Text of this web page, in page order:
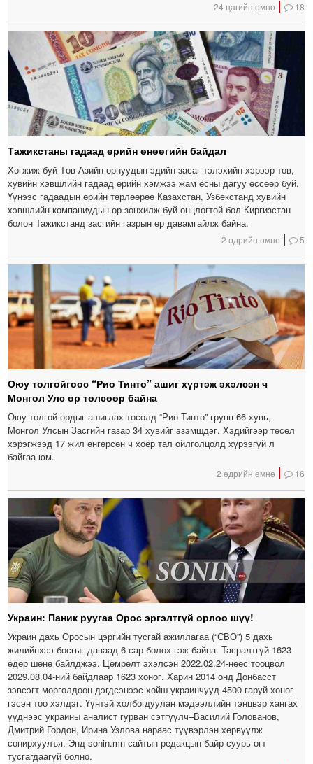
24 цагийн өмнө 18
Тажикстаны гадаад өрийн өнөөгийн байдал
Хөгжиж буй Төв Азийн орнуудын эдийн засаг тэлэхийн хэрээр төв,
хувийн хэвшлийн гадаад өрийн хэмжээ жам ёсны дагуу өссөөр буй.
Үүнээс гадаадын өрийн төрлөөрөө Казахстан, Узбекстанд хувийн
хэвшлийн компаниудын өр зонхилж буй онцлогтой бол Киргизстан
болон Тажикстанд засгийн газрын өр давамгайлж байна.
2 өдрийн өмнө 5
Оюу толгойгоос “Рио Тинто” ашиг хүртэж эхэлсэн ч
Монгол Улс өр төлсөөр байна
Оюу толгой ордыг ашиглах төсөлд “Рио Тинто” групп 66 хувь,
Монгол Улсын Засгийн газар 34 хувийг эзэмшдэг. Хэдийгээр төсөл
хэрэгжээд 17 жил өнгөрсөн ч хоёр тал ойлголцолд хүрээгүй л
байгаа юм.
2 өдрийн өмнө 16
Украин: Паник руугаа Орос эргэлтгүй орлоо шүү!
Украин дахь Оросын цэргийн тусгай ажиллагаа (“СВО”) 5 дахь
жилийнхээ босгыг даваад 6 сар болох гэж байна. Тасралтгүй 1623
өдөр шөнө байлджээ. Цөмрөлт эхэлсэн 2022.02.24-нөөс тооцвол
2029.08.04-ний байдлаар 1623 хоног. Харин 2014 онд Донбасст
зэвсэгт мөргөлдөөн дэгдсэнээс хойш украинчууд 4500 гаруй хоног
гэсэн тоо хэлдэг. Үүнтэй холбогдуулан мэдээллийн тэнцвэр хангах
үүднээс украины аналист гурван сэтгүүлч–Василий Голованов,
Дмитрий Гордон, Ирина Узлова нараас түүвэрлэн хөрвүүлж
сонирхуулъя. Энд sonin.mn сайтын редакцын байр суурь огт
тусгагдаагүй болно.